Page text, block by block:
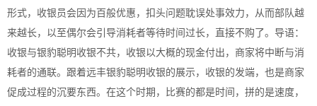
形式，收银员会因为百般优惠，扣头问题耽误处事效力，从而部队越
来越长，以至偶尔会引导消耗者等待时间过长，直接不购了。导语：
收银与银豹聪明收银不共，收银以大概的现金付出，商家将中断与消
耗者的通联。跟着远丰银豹聪明收银的展示，收银的发端，也是商家
促成过程的沉要东西。在这个时期，比赛的都是时间，拼的是速度，